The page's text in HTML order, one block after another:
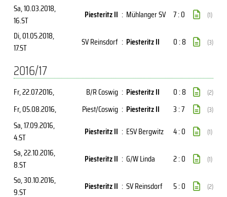
Sa, 10.03.2018,
16.ST
Piesteritz II : Mühlanger SV 7 : 0 (1)
Di, 01.05.2018,
17.ST
SV Reinsdorf : Piesteritz II 0 : 8 (3)
2016/17
Fr, 22.07.2016, B/R Coswig : Piesteritz II 0 : 8 (2)
Fr, 05.08.2016, Piest/Coswig : Piesteritz II 3 : 7 (3)
Sa, 17.09.2016,
4.ST
Piesteritz II : ESV Bergwitz 4 : 0 (1)
Sa, 22.10.2016,
8.ST
Piesteritz II : G/W Linda 2 : 0 (1)
So, 30.10.2016,
9.ST
Piesteritz II : SV Reinsdorf 5 : 0 (2)